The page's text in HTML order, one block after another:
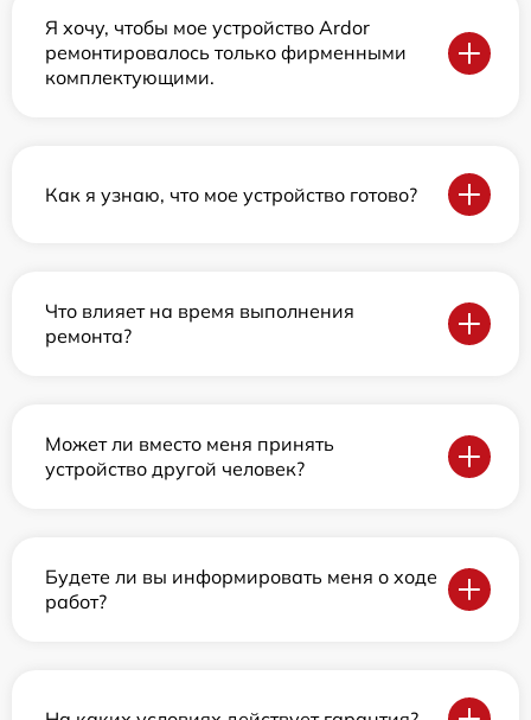
Я хочу, чтобы мое устройство Ardor
ремонтировалось только фирменными
комплектующими.
Как я узнаю, что мое устройство готово?
Что влияет на время выполнения
ремонта?
Может ли вместо меня принять
устройство другой человек?
Будете ли вы информировать меня о ходе
работ?